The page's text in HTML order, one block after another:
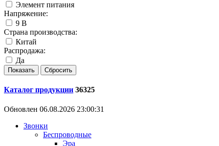
Элемент питания
Напряжение:
9 В
Страна производства:
Китай
Распродажа:
Да
Каталог продукции 36325
Обновлен 06.08.2026 23:00:31
Звонки
Беспроводные
Эра